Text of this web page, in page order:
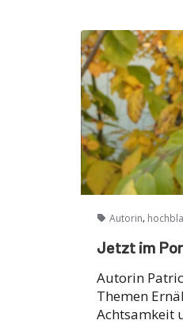
Autorin,
Jetzt im
Autorin
Themen
Achtsamkeit